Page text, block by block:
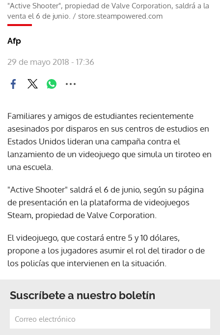
"Active Shooter", propiedad de Valve Corporation, saldrá a la
venta el 6 de junio. / store.steampowered.com
Afp
29 de mayo 2018 - 17:36
Familiares y amigos de estudiantes recientemente
asesinados por disparos en sus centros de estudios en
Estados Unidos lideran una campaña contra el
lanzamiento de un videojuego que simula un tiroteo en
una escuela.
"Active Shooter" saldrá el 6 de junio, según su página
de presentación en la plataforma de videojuegos
Steam, propiedad de Valve Corporation.
El videojuego, que costará entre 5 y 10 dólares,
propone a los jugadores asumir el rol del tirador o de
los policías que intervienen en la situación.
Suscríbete a nuestro boletín